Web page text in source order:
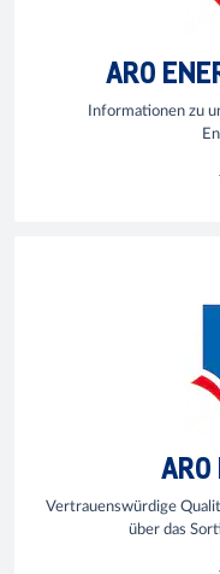
ARO
Informationen zu
Vertrauenswürdige
über das